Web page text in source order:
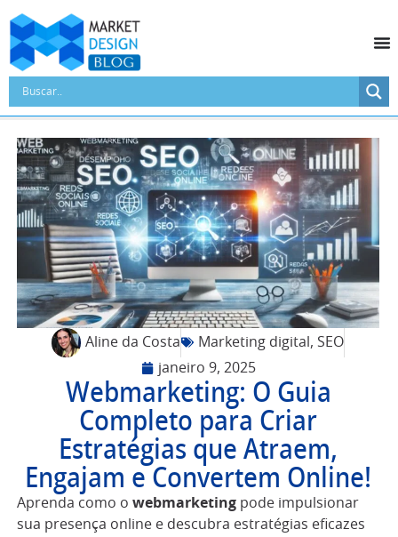
Aline da Costa Marketing digital , SEO
janeiro 9, 2025
Webmarketing: O Guia
Completo para Criar
Estratégias que Atraem,
Engajam e Convertem Online!
Aprenda como o webmarketing pode impulsionar
sua presença online e descubra estratégias eficazes